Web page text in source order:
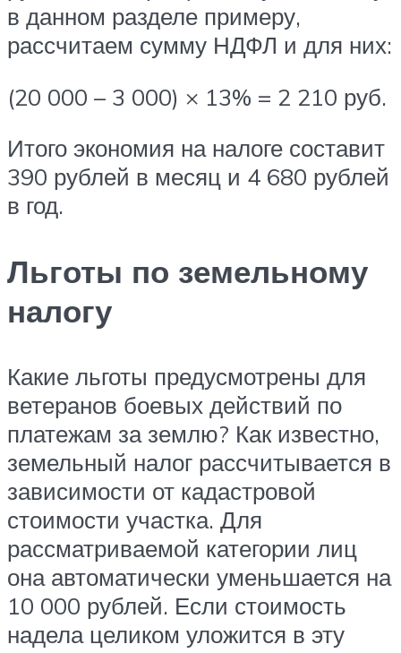
в данном разделе примеру,
рассчитаем сумму НДФЛ и для них:
(20 000 – 3 000) × 13% = 2 210 руб.
Итого экономия на налоге составит
390 рублей в месяц и 4 680 рублей
в год.
Льготы по земельному
налогу
Какие льготы предусмотрены для
ветеранов боевых действий по
платежам за землю? Как известно,
земельный налог рассчитывается в
зависимости от кадастровой
стоимости участка. Для
рассматриваемой категории лиц
она автоматически уменьшается на
10 000 рублей. Если стоимость
надела целиком уложится в эту